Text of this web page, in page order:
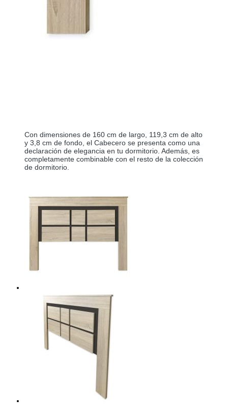
Con dimensiones de 160 cm de largo, 119,3 cm de alto
y 3,8 cm de fondo, el Cabecero se presenta como una
declaración de elegancia en tu dormitorio. Además, es
completamente combinable con el resto de la colección
de dormitorio.